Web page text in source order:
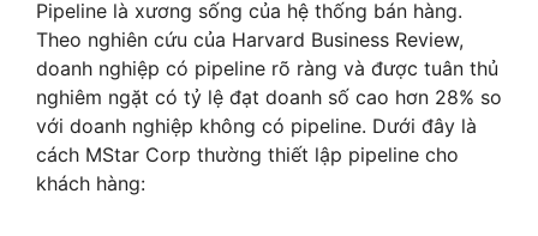
Pipeline là xương sống của hệ thống bán hàng.
Theo nghiên cứu của Harvard Business Review,
doanh nghiệp có pipeline rõ ràng và được tuân thủ
nghiêm ngặt có tỷ lệ đạt doanh số cao hơn 28% so
với doanh nghiệp không có pipeline. Dưới đây là
cách MStar Corp thường thiết lập pipeline cho
khách hàng: